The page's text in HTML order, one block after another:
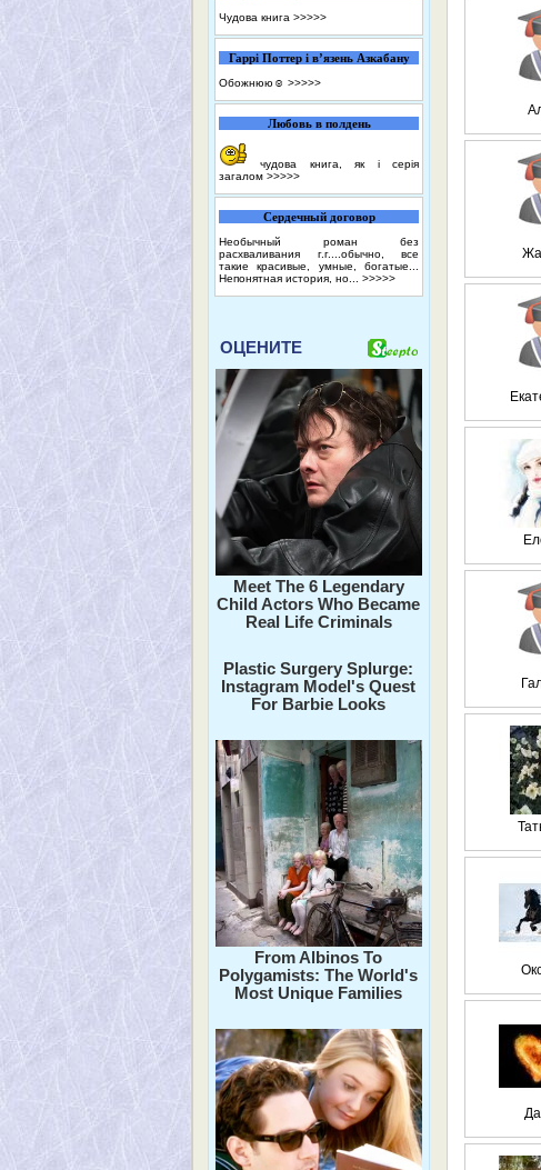
Чудова книга >>>>>
Гаррі Поттер і в’язень Азкабану
Обожнюю☺️ >>>>>
Любовь в полдень
чудова книга, як і серія
загалом >>>>>
Сердечный договор
Необычный роман без
расхваливания г.г....обычно, все
такие красивые, умные, богатые...
Непонятная история, но... >>>>>
ОЦЕНИТЕ
Meet The 6 Legendary
Child Actors Who Became
Real Life Criminals
Plastic Surgery Splurge:
Instagram Model's Quest
For Barbie Looks
From Albinos To
Polygamists: The World's
Most Unique Families